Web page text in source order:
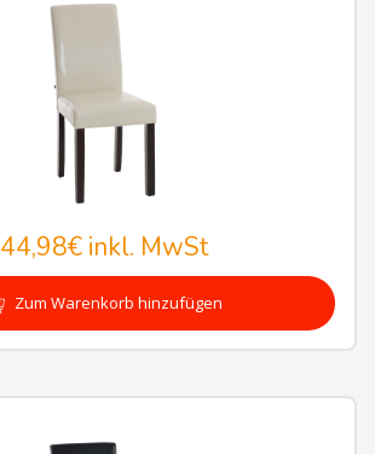
inkl. MwSt
Zum Warenkorb hinzufügen